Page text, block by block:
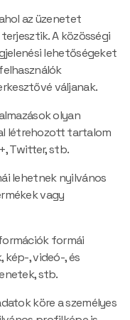
az üzenetet
A közösségi
lehetőségeket
váljanak.
olyan
létrehozott tartalom
Twitter, stb.
lehetnek nyilvános
vagy
formái
, videó-, és
stb.
köre a személyes